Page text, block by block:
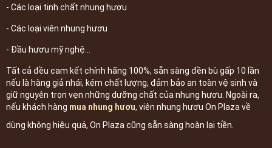
- Các loại tinh chất nhung hươu
- Các loại viên nhung hươu
- Đầu hươu mỹ nghệ...
Tất cả đều cam kết chính hãng 100%, sẵn sàng đền bù gấp 10 lần
nếu là hàng giả nhái, kém chất lượng, đảm bảo an toàn vệ sinh và
giữ nguyên trọn vẹn những dưỡng chất của nhung hươu. Ngoài ra,
nếu khách hàng mua nhung hươu, viên nhung hươu On Plaza về
dùng không hiệu quả, On Plaza cũng sẵn sàng hoàn lại tiền.